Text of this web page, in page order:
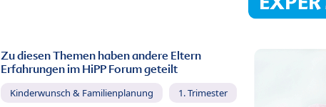
Zu diesen Themen haben andere Eltern
Erfahrungen im HiPP Forum geteilt
Kinderwunsch & Familienplanung 1. Trimester